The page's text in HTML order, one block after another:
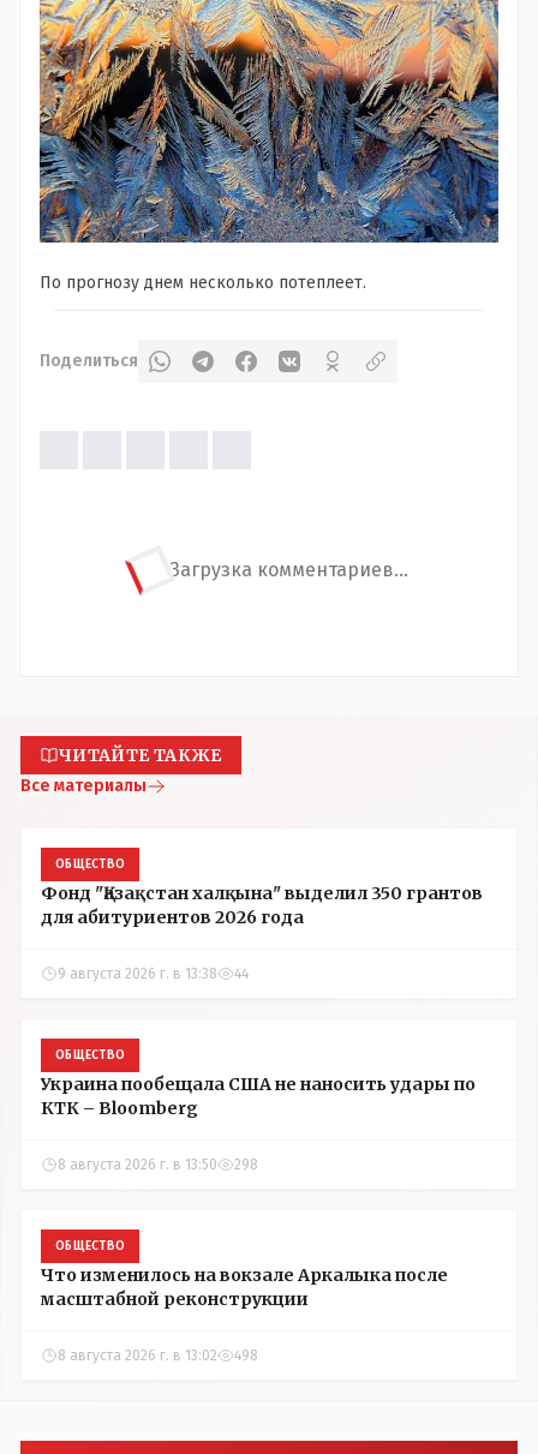
По прогнозу днем несколько потеплеет.
Поделиться
Загрузка комментариев...
ЧИТАЙТЕ ТАКЖЕ
Все материалы
ОБЩЕСТВО
Фонд "Қазақстан халқына" выделил 350 грантов
для абитуриентов 2026 года
9 августа 2026 г. в 13:38 44
ОБЩЕСТВО
Украина пообещала США не наносить удары по
КТК – Bloomberg
8 августа 2026 г. в 13:50 298
ОБЩЕСТВО
Что изменилось на вокзале Аркалыка после
масштабной реконструкции
8 августа 2026 г. в 13:02 498